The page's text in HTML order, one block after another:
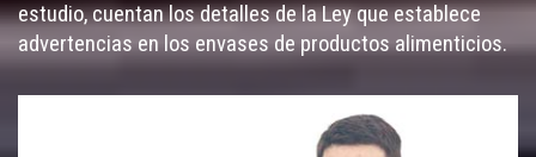
estudio, cuentan los detalles de la Ley que establece
advertencias en los envases de productos alimenticios.